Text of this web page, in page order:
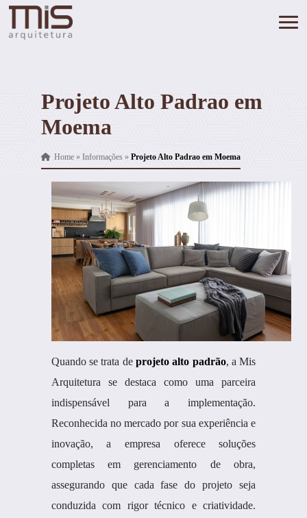
Projeto Alto Padrao em
Moema
Home» Informações » Projeto Alto Padrao em Moema
Quando se trata de projeto alto padrão, a Mis
Arquitetura se destaca como uma parceira
indispensável para a implementação.
Reconhecida no mercado por sua experiência e
inovação, a empresa oferece soluções
completas em gerenciamento de obra,
assegurando que cada fase do projeto seja
conduzida com rigor técnico e criatividade.